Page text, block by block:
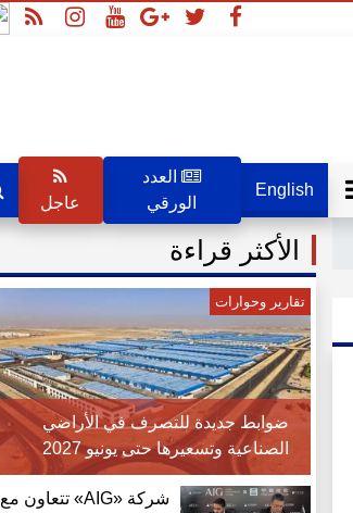
English
العدد
الورقي
عاجل
الأكثر قراءة
تقارير وحوارات
ضوابط جديدة للتصرف في الأراضي
الصناعية وتسعيرها حتى يونيو 2027
شركة «AIG» تتعاون مع